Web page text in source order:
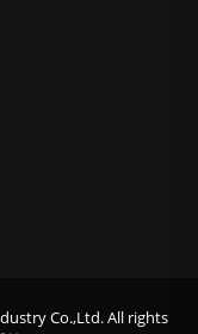
Co.,Ltd. All rights